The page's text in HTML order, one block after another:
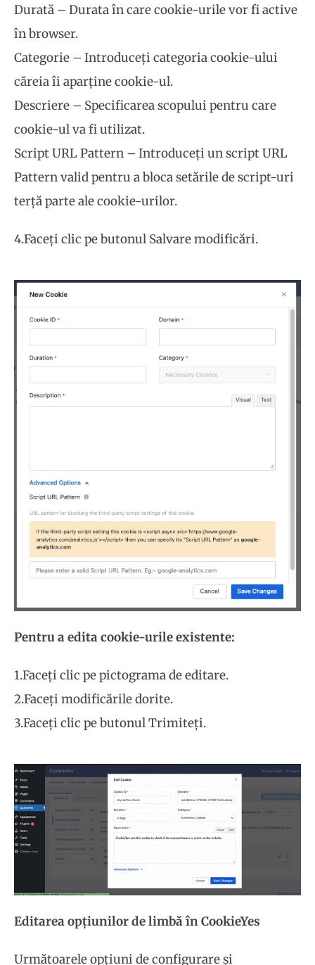
Durată – Durata în care cookie-urile vor fi active
în browser.
Categorie – Introduceți categoria cookie-ului
căreia îi aparține cookie-ul.
Descriere – Specificarea scopului pentru care
cookie-ul va fi utilizat.
Script URL Pattern – Introduceți un script URL
Pattern valid pentru a bloca setările de script-uri
terță parte ale cookie-urilor.
4.Faceți clic pe butonul Salvare modificări.
Pentru a edita cookie-urile existente:
1.Faceți clic pe pictograma de editare.
2.Faceți modificările dorite.
3.Faceți clic pe butonul Trimiteți.
Editarea opțiunilor de limbă în CookieYes
Următoarele opțiuni de configurare și